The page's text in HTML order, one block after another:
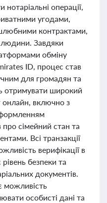
операції,
угодами,
контрактами,
людини. Завдяки
обміну
ID, процес став
для громадян та
отримувати широкий
онлайн, включно з
сімейний стан та
Всі транзакції
верифікації в
безпеки та
документів.
можливість
особисті дані та